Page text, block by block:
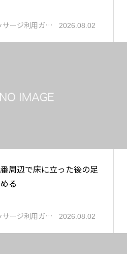
サージ利用ガ… 2026.08.02
周辺で床に立った後の足
る
サージ利用ガ… 2026.08.02